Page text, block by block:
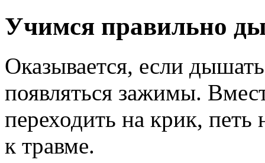
Учимся правильно
Оказывается, если
появляться зажимы.
переходить на крик, петь
к травме.